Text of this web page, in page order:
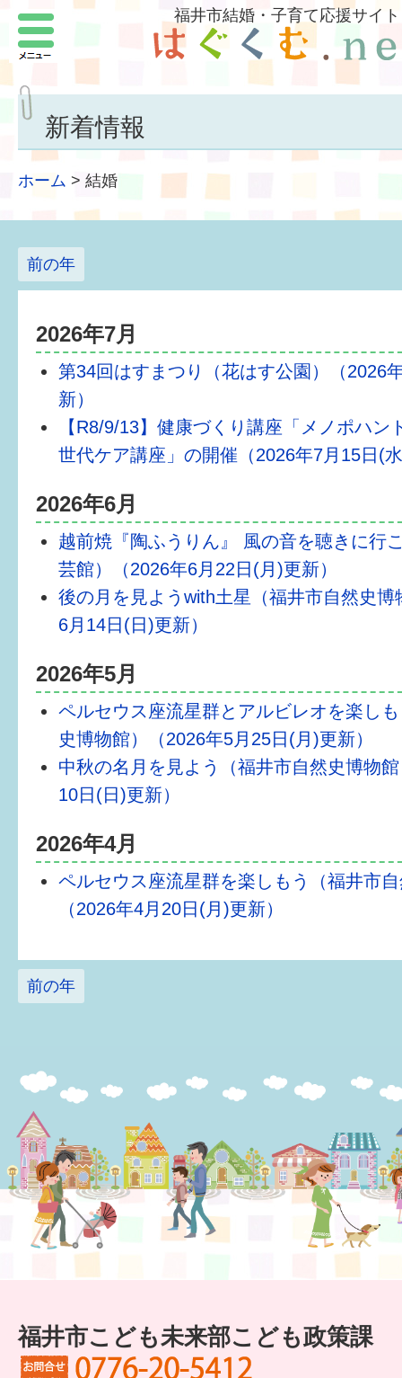
福井市結婚・子育て応援サイト
新着情報
ホーム > 結婚
前の年
2026年7月
第34回はすまつり（花はす公園）（2026
新）
【R8/9/13】健康づくり講座「メノポハン
世代ケア講座」の開催（2026年7月15日(
2026年6月
越前焼『陶ふうりん』 風の音を聴きに行
芸館）（2026年6月22日(月)更新）
後の月を見ようwith土星（福井市自然史博
6月14日(日)更新）
2026年5月
ペルセウス座流星群とアルビレオを楽し
史博物館）（2026年5月25日(月)更新）
中秋の名月を見よう（福井市自然史博物
10日(日)更新）
2026年4月
ペルセウス座流星群を楽しもう（福井市
（2026年4月20日(月)更新）
前の年
福井市こども未来部こども政策課
メニュー
結婚したい
子どもがほしい
子どもを育てよう
もしものときの緊急連絡先
届出・手当・助成
健診・予防接種
仲間づくり・遊び場
子どもを預けたい
入園・入学
相談したい
さまざまな支援
子育てカレンダー
妊娠
出産〜3か月
3か月〜6か月
6か月〜1歳
1歳〜3歳
就学後〜
イベントレポート
なるほどコラム
メールマガジン
はぐくむ.net相談コーナー
みんなの知恵袋
食育